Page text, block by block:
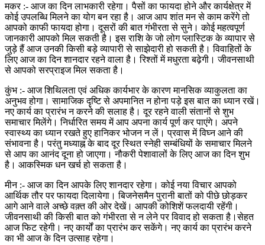
मकर :- आज का दिन लाभकारी रहेगा। पैसों का फायदा होने और कार्यक्षेत्र में
कोई उपलब्धि मिलने का योग बन रहा है। आज आप शांत मन से काम करेंगे तो
आपको काफी फायदा होगा। दूसरों की बात गंभीरता से सुने। कोई महत्वपूर्ण
जानकारी आपको मिल सकती है। इस राशि के जो लोग प्लास्टिक के व्यापार से
जुड़े हैं आज उनकी किसी बड़े व्यापारी से साझेदारी हो सकती है। विवाहितों के
लिए आज का दिन शानदार रहने वाला है। रिश्तों में मधुरता बढ़ेगी। जीवनसाथी
से आपको सरप्राइज मिल सकता है।
कुंभ :- आज शिथिलता एवं अधिक कार्यभार के कारण मानसिक व्याकुलता का
अनुभव होगा। सामाजिक दृष्टि से अपमानित न होना पड़े इस बात का ध्यान रखें।
नए कार्य का प्रारंभ न करने की सलाह है। दूर रहने वाली संतानों से शुभ
समाचार मिलेंगे। निर्धारित समय में आप अपना कार्य पूर्ण कर पाएंगे। अपने
स्वास्थ्य का ध्यान रखते हुए हानिकर भोजन न लें। प्रवास में विघ्न आने की
संभावना है। परंतु मध्याह्न के बाद दूर स्थित स्नेही सम्बंधियों के समाचार मिलने
से आप का आनंद दूना हो जाएगा। नौकरी पेशावालों के लिए आज का दिन शुभ
है। आकस्मिक धन खर्च हो सकता है।
मीन :- आज का दिन आपके लिए शानदार रहेगा। कोई नया विचार आपको
आर्थिक तौर पर फायदा दिलायेगा। बिजनेसमैन पुरानी बातों को पीछे छोड़कर
आगे आने वाले अच्छे वक़्त की ओर देखें। आपकी कोशिशें फलदायी रहेंगी।
जीवनसाथी की किसी बात को गंभीरता से न लेने पर विवाद हो सकता है।सेहत
आज फिट रहेगी। नए कार्यों का प्रारंभ कर सकेंगे। नए कार्य का प्रारंभ करने
का भी आज के दिन उत्साह रहेगा।